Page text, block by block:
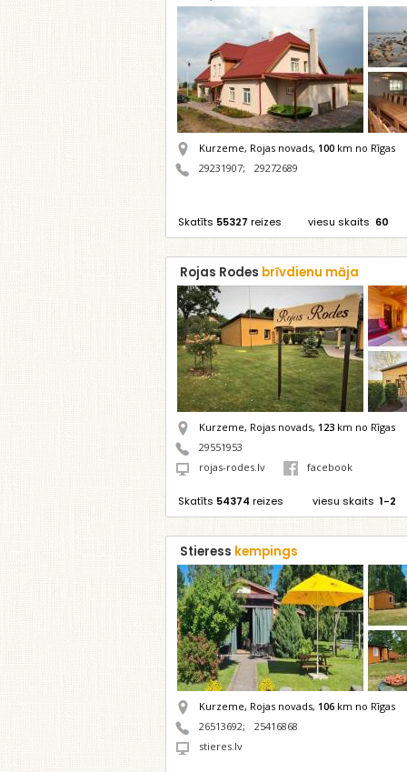
Kurzeme, Rojas novads, 100 km no Rīgas
29231907; 29272689
Skatīts 55327 reizes viesu skaits 60
Rojas Rodes brīvdienu māja
Kurzeme, Rojas novads, 123 km no Rīgas
29551953
rojas-rodes.lv
facebook
Skatīts 54374 reizes viesu skaits 1-2
Stieress kempings
Kurzeme, Rojas novads, 106 km no Rīgas
26513692;
25416868
stieres.lv